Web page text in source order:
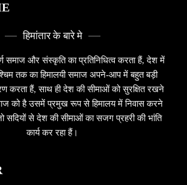
हिमांतार के बारे मे
समाज और संस्कृति का प्रतिनिधित्व करता हैं, देश में
तक का हिमालयी समाज अपने-आप में बहुत बड़ी
करता हैं, साथ ही देश की सीमाओं को सुरक्षित रखने
को है उसमें प्रमुख रूप से हिमालय में निवास करने
सदियों से देश की सीमाओं का सजग प्रहरी की भांति
कार्य कर रहा हैं।